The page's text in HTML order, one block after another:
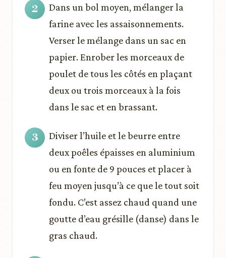
Dans un bol moyen, mélanger la
farine avec les assaisonnements.
Verser le mélange dans un sac en
papier. Enrober les morceaux de
poulet de tous les côtés en plaçant
deux ou trois morceaux à la fois
dans le sac et en brassant.
Diviser l’huile et le beurre entre
deux poêles épaisses en aluminium
ou en fonte de 9 pouces et placer à
feu moyen jusqu’à ce que le tout soit
fondu. C’est assez chaud quand une
goutte d’eau grésille (danse) dans le
gras chaud.